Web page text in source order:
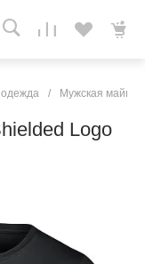
/ Мужская майки,
Logo